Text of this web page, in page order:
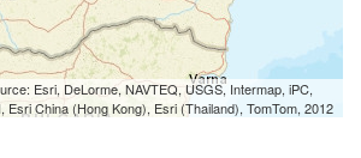
Esri, DeLorme, NAVTEQ, USGS, Intermap, iPC,
Esri China (Hong Kong), Esri (Thailand), TomTom, 2012